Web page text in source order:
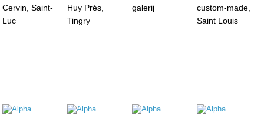
Cervin, Saint-
Luc
Huy Prés,
Tingry
galerij
custom-made,
Saint Louis